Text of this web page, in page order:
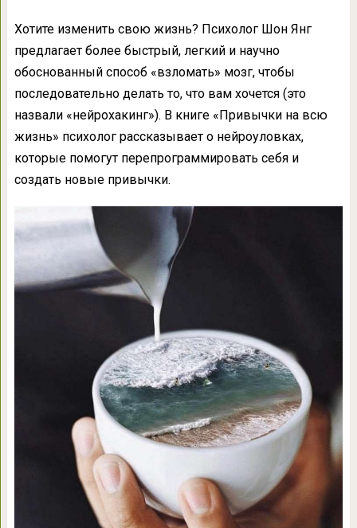
Хотите изменить свою жизнь? Психолог Шон Янг
предлагает более быстрый, легкий и научно
обоснованный способ «взломать» мозг, чтобы
последовательно делать то, что вам хочется (это
назвали «нейрохакинг»). В книге «Привычки на всю
жизнь» психолог рассказывает о нейроуловках,
которые помогут перепрограммировать себя и
создать новые привычки.